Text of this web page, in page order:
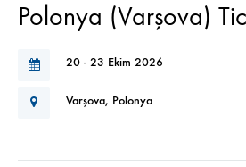
Polonya (Varşova)
20 - 23 Ekim 2026
Varşova, Polonya